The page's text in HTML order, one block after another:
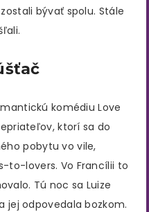
bývať spolu. Stále
komédiu Love
ktorí sa do
pobytu vo vile,
to-lovers. Vo Francílii to
Tú noc sa Luize
jej odpovedala bozkom.